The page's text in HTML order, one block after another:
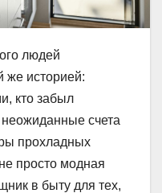
людей
же историей:
кто забыл
счета
прохладных
просто модная
в быту для тех,